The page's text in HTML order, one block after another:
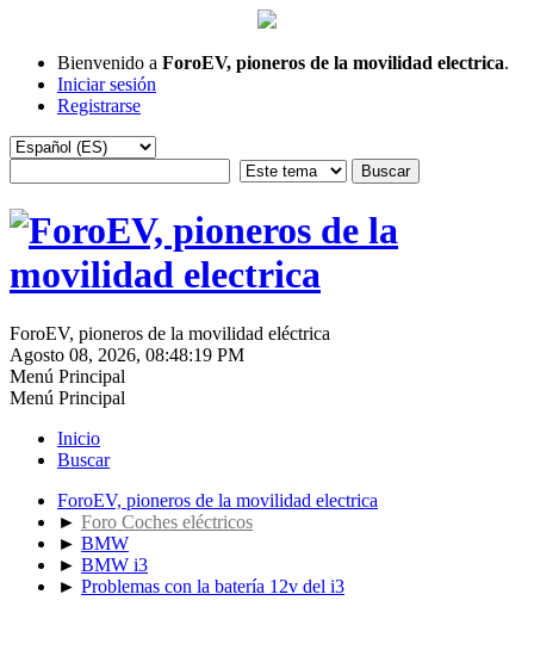
Bienvenido a ForoEV, pioneros de la movilidad electrica.
Iniciar sesión
Registrarse
ForoEV, pioneros de la movilidad eléctrica
Agosto 08, 2026, 08:48:19 PM
Menú Principal
Menú Principal
Inicio
Buscar
ForoEV, pioneros de la movilidad electrica
► Foro Coches eléctricos
► BMW
► BMW i3
► Problemas con la batería 12v del i3